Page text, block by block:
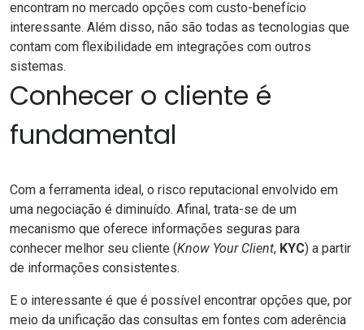
encontram no mercado opções com custo-benefício
interessante. Além disso, não são todas as tecnologias que
contam com flexibilidade em integrações com outros
sistemas.
Conhecer o cliente é
fundamental
Com a ferramenta ideal, o risco reputacional envolvido em
uma negociação é diminuído. Afinal, trata-se de um
mecanismo que oferece informações seguras para
conhecer melhor seu cliente (Know Your Client, KYC) a partir
de informações consistentes.
E o interessante é que é possível encontrar opções que, por
meio da unificação das consultas em fontes com aderência